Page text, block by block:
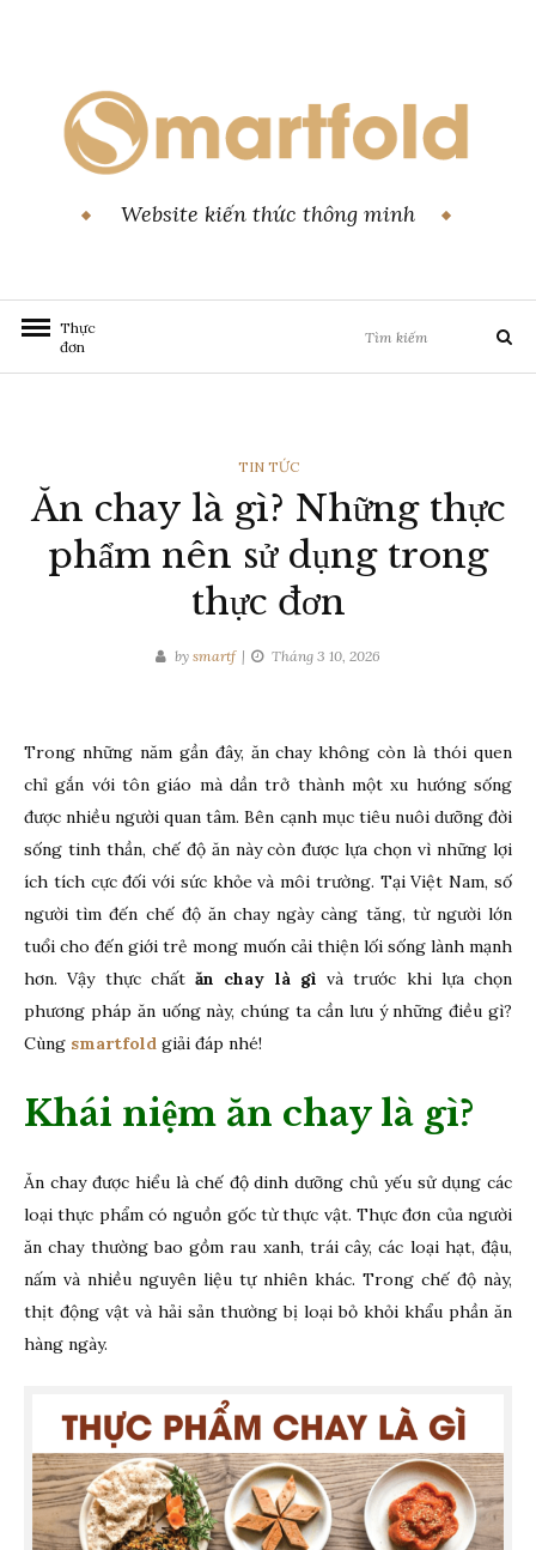
Website kiến thức thông minh
Thực
đơn
kiếm:
Tìm
THỂ
LOẠI
TIN TỨC
Ăn chay là gì? Những thực
phẩm nên sử dụng trong
thực đơn
by smartf Tháng 3 10, 2026
Trong những năm gần đây, ăn chay không còn là thói quen
chỉ gắn với tôn giáo mà dần trở thành một xu hướng sống
được nhiều người quan tâm. Bên cạnh mục tiêu nuôi dưỡng đời
sống tinh thần, chế độ ăn này còn được lựa chọn vì những lợi
ích tích cực đối với sức khỏe và môi trường. Tại Việt Nam, số
người tìm đến chế độ ăn chay ngày càng tăng, từ người lớn
tuổi cho đến giới trẻ mong muốn cải thiện lối sống lành mạnh
hơn. Vậy thực chất ăn chay là gì và trước khi lựa chọn
phương pháp ăn uống này, chúng ta cần lưu ý những điều gì?
Cùng smartfold giải đáp nhé!
Khái niệm ăn chay là gì?
Ăn chay được hiểu là chế độ dinh dưỡng chủ yếu sử dụng các
loại thực phẩm có nguồn gốc từ thực vật. Thực đơn của người
ăn chay thường bao gồm rau xanh, trái cây, các loại hạt, đậu,
nấm và nhiều nguyên liệu tự nhiên khác. Trong chế độ này,
thịt động vật và hải sản thường bị loại bỏ khỏi khẩu phần ăn
hàng ngày.